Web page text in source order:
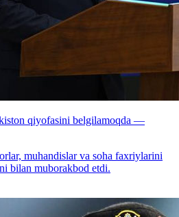
qiyofasini belgilamoqda —
muhandislar va soha faxriylarini
bilan muborakbod etdi.